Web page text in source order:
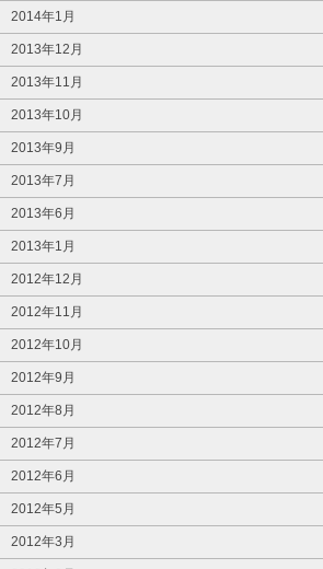
2014年1月
2013年12月
2013年11月
2013年10月
2013年9月
2013年7月
2013年6月
2013年1月
2012年12月
2012年11月
2012年10月
2012年9月
2012年8月
2012年7月
2012年6月
2012年5月
2012年3月